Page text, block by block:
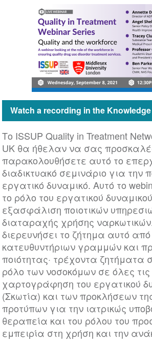
Watch a recording in the
Το ISSUP Quality in Treatment
UK θα ήθελαν να σας
παρακολουθήσετε αυτό το
διαδικτυακό σεμινάριο για την
εργατικό δυναμικό. Αυτό το
το ρόλο του εργατικού
εξασφάλιση ποιοτικών
διαταραχής χρήσης
διερευνήσει το ζήτημα αυτό
κατευθυντήριων γραμμών και
ποιότητας· τρέχοντα ζητήματα
ρόλο των νοσοκόμων σε όλες
χαρτογράφηση του εργατικού
(Σκωτία) και των προκλήσεων
προτύπων για την ιατρικώς
θεραπεία και του ρόλου του
εμπειρία στη χρήση και την